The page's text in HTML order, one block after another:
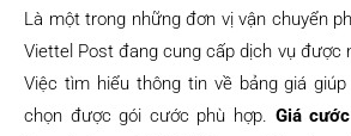
Là một trong những đơn vị vận chuyển
Viettel Post đang cung cấp dịch vụ được
Việc tìm hiểu thông tin về bảng giá
chọn được gói cước phù hợp. Giá